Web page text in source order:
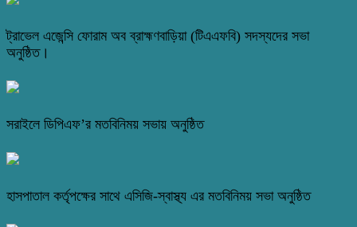
ট্রাভেল এজেন্সি ফোরাম অব ব্রাহ্মণবাড়িয়া (টিএএফবি) সদস্যদের সভা
অনুষ্ঠিত।
সরাইলে ডিপিএফ’র মতবিনিময় সভায় অনুষ্ঠিত
হাসপাতাল কর্তৃপক্ষের সাথে এসিজি-স্বাস্থ্য এর মতবিনিময় সভা অনুষ্ঠিত